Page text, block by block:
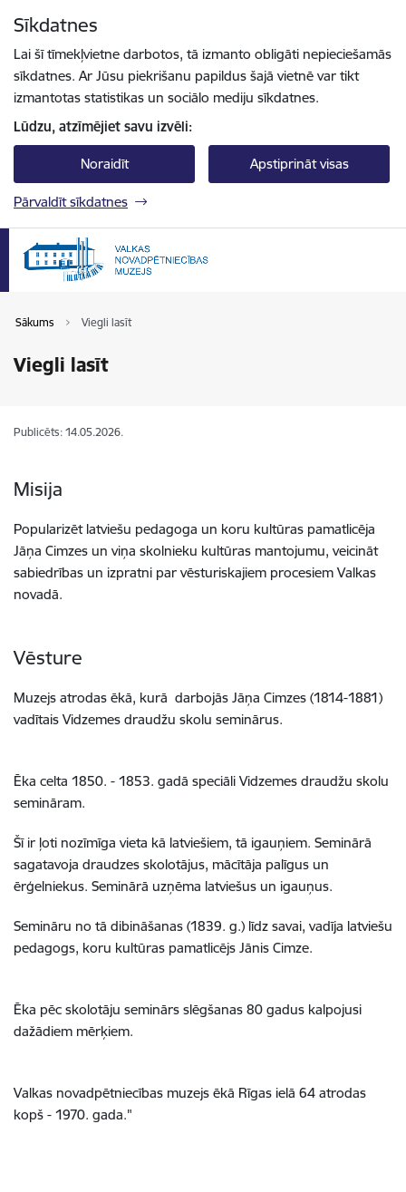
Sīkdatnes
Lai šī tīmekļvietne darbotos, tā izmanto obligāti nepieciešamās
sīkdatnes. Ar Jūsu piekrišanu papildus šajā vietnē var tikt
izmantotas statistikas un sociālo mediju sīkdatnes.
Lūdzu, atzīmējiet savu izvēli:
Noraidīt Apstiprināt visas
Pārvaldīt sīkdatnes
Sākums Viegli lasīt
Viegli lasīt
Publicēts: 14.05.2026.
Misija
Popularizēt latviešu pedagoga un koru kultūras pamatlicēja
Jāņa Cimzes un viņa skolnieku kultūras mantojumu, veicināt
sabiedrības un izpratni par vēsturiskajiem procesiem Valkas
novadā.
Vēsture
Muzejs atrodas ēkā, kurā darbojās Jāņa Cimzes (1814-1881)
vadītais Vidzemes draudžu skolu seminārus.
Ēka celta 1850. - 1853. gadā speciāli Vidzemes draudžu skolu
semināram.
Šī ir ļoti nozīmīga vieta kā latviešiem, tā igauņiem. Seminārā
sagatavoja draudzes skolotājus, mācītāja palīgus un
ērģelniekus. Seminārā uzņēma latviešus un igauņus.
Semināru no tā dibināšanas (1839. g.) līdz savai, vadīja latviešu
pedagogs, koru kultūras pamatlicējs Jānis Cimze.
Ēka pēc skolotāju seminārs slēgšanas 80 gadus kalpojusi
dažādiem mērķiem.
Valkas novadpētniecības muzejs ēkā Rīgas ielā 64 atrodas
kopš - 1970. gada."